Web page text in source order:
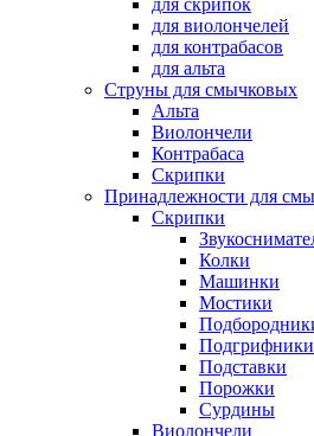
для скрипок
для виолончелей
для контрабасов
для альта
Струны для смычковых
Альта
Виолончели
Контрабаса
Скрипки
Принадлежности для
Скрипки
Колки
Машинки
Мостики
Подгрифники
Подставки
Порожки
Сурдины
Виолончели